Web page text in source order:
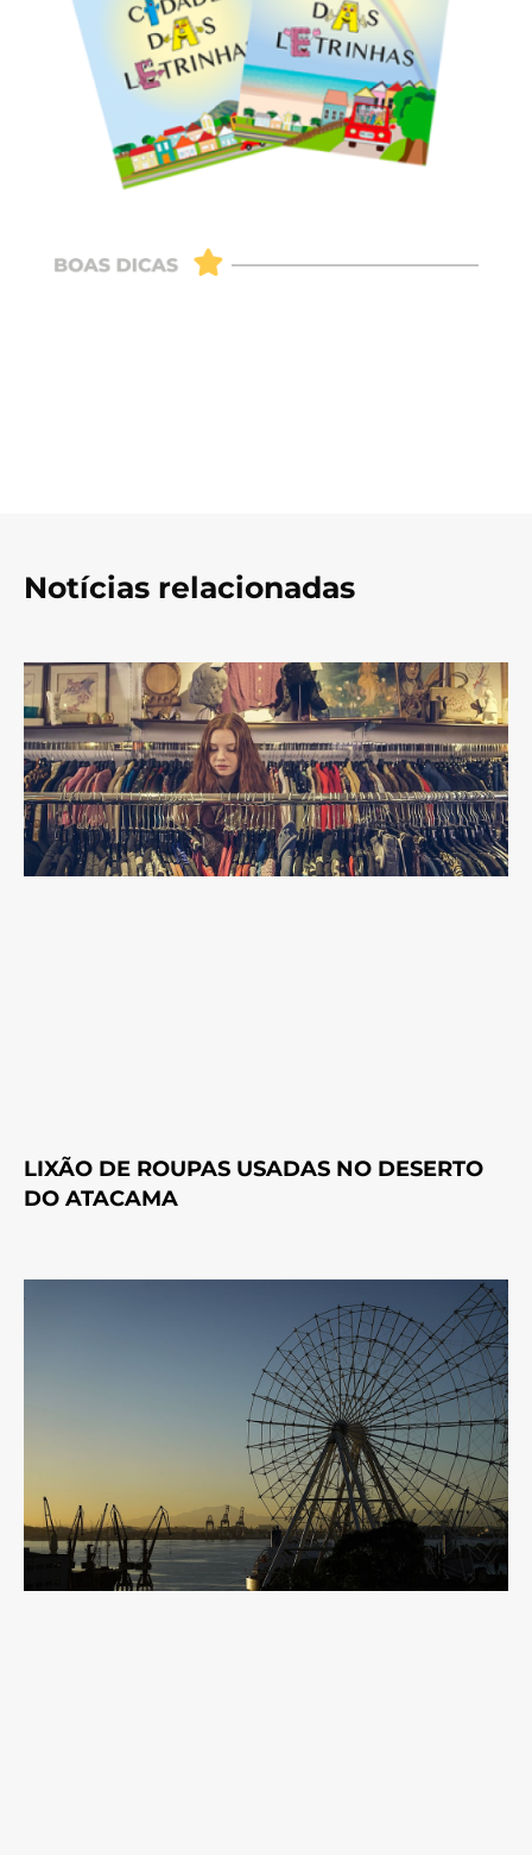
Notícias relacionadas
LIXÃO DE ROUPAS USADAS NO DESERTO
DO ATACAMA